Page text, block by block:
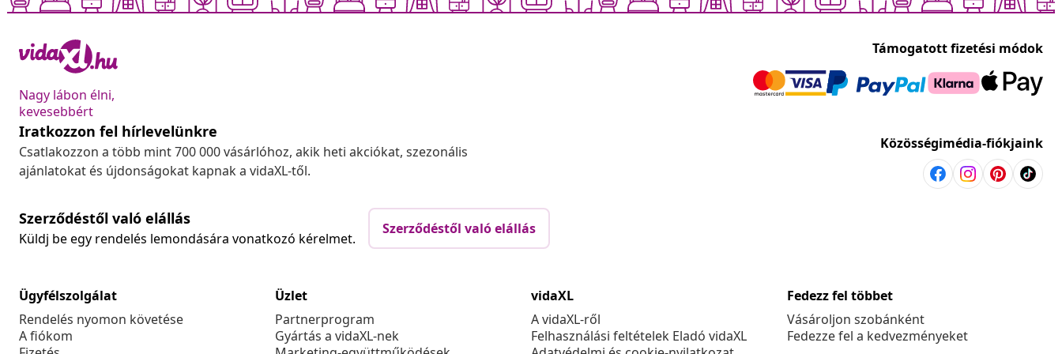
Nagy lábon élni,
kevesebbért
Támogatott fizetési módok
Iratkozzon fel hírlevelünkre
Csatlakozzon a több mint 700 000 vásárlóhoz, akik heti akciókat, szezonális
ajánlatokat és újdonságokat kapnak a vidaXL-től.
Közösségimédia-fiókjaink
Szerződéstől való elállás
Küldj be egy rendelés lemondására vonatkozó kérelmet.
Szerződéstől való elállás
Ügyfélszolgálat
Rendelés nyomon követése
A fiókom
Üzlet
Partnerprogram
Gyártás a vidaXL-nek
vidaXL
A vidaXL-ről
Felhasználási feltételek Eladó vidaXL
Fedezz fel többet
Vásároljon szobánként
Fedezze fel a kedvezményeket